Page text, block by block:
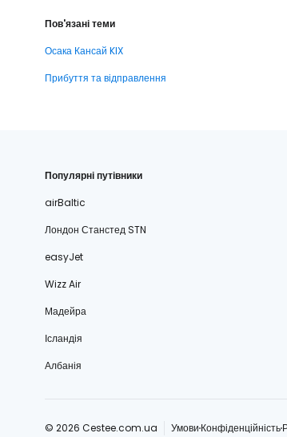
Пов'язані теми
Осака Кансай KIX
Прибуття та відправлення
Популярні путівники
airBaltic
Лондон Станстед STN
easyJet
Wizz Air
Мадейра
Ісландія
Албанія
© 2026 Cestee.com.ua Умови Конфіденційність